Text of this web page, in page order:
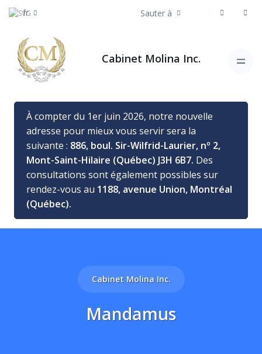
fr Sauter à
Cabinet Molina Inc.
À compter du 1er juin 2026, notre nouvelle
adresse pour mieux vous servir sera la
suivante : 886, boul. Sir-Wilfrid-Laurier, nº 2,
Mont-Saint-Hilaire (Québec) J3H 6B7. Des
consultations sont également possibles sur
rendez-vous au 1188, avenue Union, Montréal
(Québec).
Cabinet Molina Inc.
Mandamus